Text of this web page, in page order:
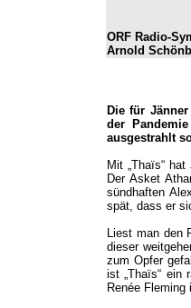
ORF Radio-
Arnold
Die für
der
ausgestrahlt
Mit „Thaïs“ hat
Der Asket
sündhaften
spät, dass er
Liest man den
dieser
zum Opfer
ist „Thaïs“ ein
Renée